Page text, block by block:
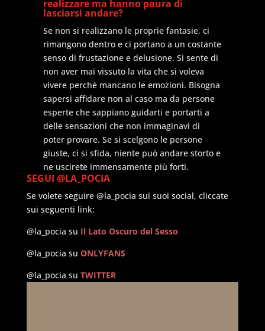
realizzare ma hanno paura di
lasciarsi andare?
Se non si realizzano le proprie fantasie, ci
rimangono dentro e ci portano a un costante
senso di frustazione e delusione. Si sente di
non aver mai vissuto la vita che si voleva
vivere perchè mancano le emozioni. Bisogna
sapersi affidare non al caso ma da persone
esperte che sappiano guidarti e portarti a
delle sensazioni che non immaginavi di
poter provare. Se si scelgono le persone
giuste, ci si sfida, niente può andare storto e
ne uscirete immensamente più forti.
SEGUI @LA_POCIA
Se volete seguire @la_pocia sui suoi social, cliccate
sui seguenti link:
@la_pocia su Il Lato Oscuro del Sesso
@la_pocia su ONLYFANS
@la_pocia su TWITTER